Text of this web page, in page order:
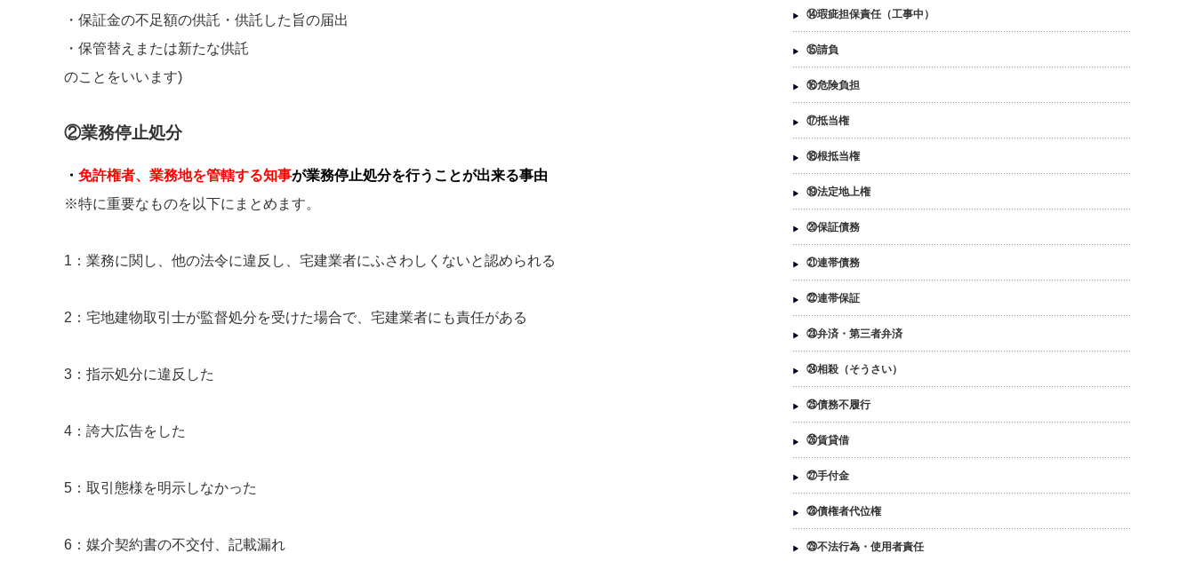
・保証金の不足額の供託・供託した旨の届出
・保管替えまたは新たな供託
のことをいいます)
②業務停止処分
・ 免許権者、業務地を管轄する知事が業務停止処分を行うことが出来る事由
※特に重要なものを以下にまとめます。
1：業務に関し、他の法令に違反し、宅建業者にふさわしくないと認められる
2：宅地建物取引士が監督処分を受けた場合で、宅建業者にも責任がある
3：指示処分に違反した
4：誇大広告をした
5：取引態様を明示しなかった
6：媒介契約書の不交付、記載漏れ
⑭瑕疵担保責任（工事中）
⑮請負
⑯危険負担
⑰抵当権
⑱根抵当権
⑲法定地上権
⑳保証債務
㉑連帯債務
㉒連帯保証
㉓弁済・第三者弁済
㉔相殺（そうさい）
㉕債務不履行
㉖賃貸借
㉗手付金
㉘債権者代位権
㉙不法行為・使用者責任